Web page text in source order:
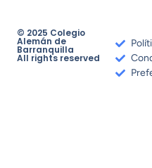
© 2025 Colegio
Alemán de
Barranquilla
All rights reserved